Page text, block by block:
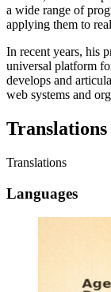
a wide range of
applying them to
In recent years, his
universal platform
develops and
web systems and
Translations
Translations
Languages